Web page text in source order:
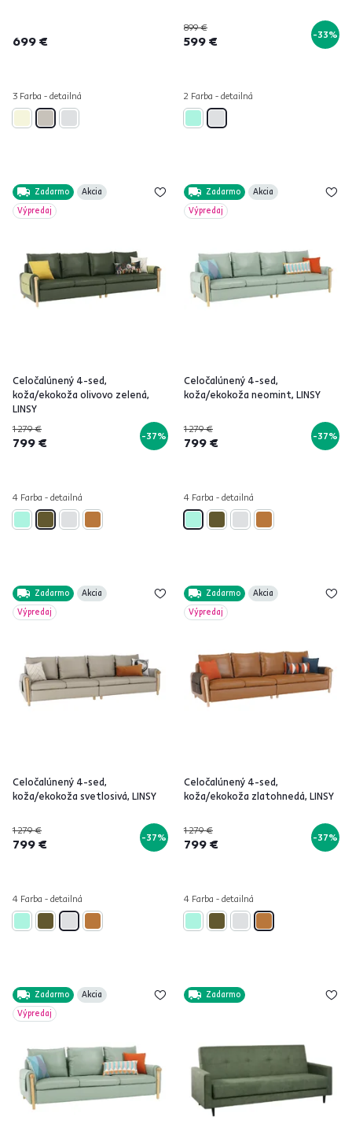
699 €
3 Farba - detailná
899 €
599 € -33%
2 Farba - detailná
Zadarmo
Akcia
Výpredaj
Celočalúnený 4-sed,
koža/ekokoža olivovo zelená,
LINSY
1 279 €
799 € -37%
4 Farba - detailná
Zadarmo
Akcia
Výpredaj
Celočalúnený 4-sed,
koža/ekokoža neomint, LINSY
1 279 €
799 € -37%
4 Farba - detailná
Zadarmo
Akcia
Výpredaj
Celočalúnený 4-sed,
koža/ekokoža svetlosivá, LINSY
1 279 €
799 € -37%
4 Farba - detailná
Zadarmo
Akcia
Výpredaj
Celočalúnený 4-sed,
koža/ekokoža zlatohnedá, LINSY
1 279 €
799 € -37%
4 Farba - detailná
Zadarmo
Akcia
Výpredaj
Zadarmo